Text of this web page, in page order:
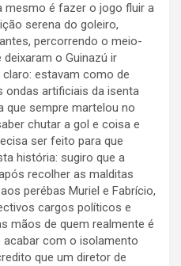
mesmo é fazer o jogo fluir a
serena do goleiro,
percorrendo o meio-
o Guinazú ir
estavam como de
ondas artificiais da isenta
que sempre martelou no
chutar a gol e coisa e
ser feito para que
história: sugiro que a
recolher as malditas
perébas Muriel e Fabrício,
cargos políticos e
mãos de quem realmente é
acabar com o isolamento
que um diretor de